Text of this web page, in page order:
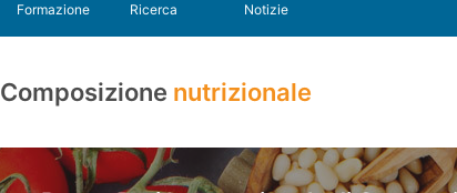
Formazione Ricerca Notizie
Composizione nutrizionale